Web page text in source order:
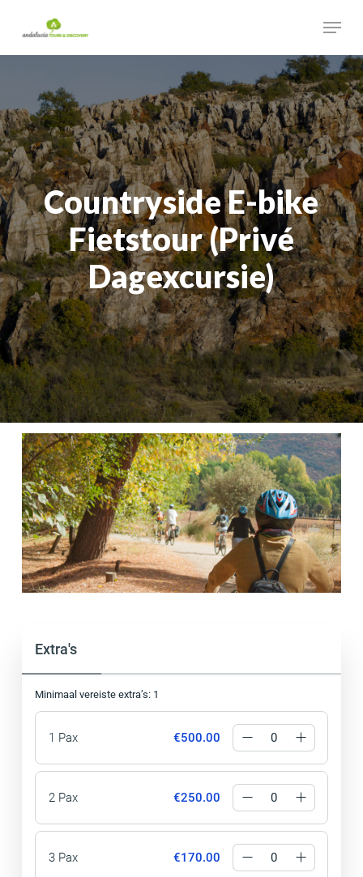
Menu
Countryside E-bike
Fietstour(Privé
Dagexcursie)
Extra's
Minimaal vereiste extra’s: 1
1 Pax €500.00
2 Pax €250.00
3 Pax €170.00
Menu